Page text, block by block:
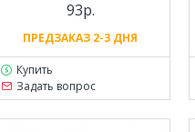
И ПР. ОБЪЕМОМ
ДВИГАТЕЛЯ 43-62СМ3
93р.
ПРЕДЗАКАЗ 2-3 ДНЯ
Купить
Задать вопрос